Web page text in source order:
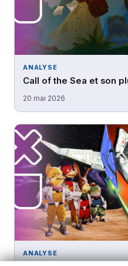
ANALYSE
Call of the Sea et son
20 mai 2026
ANALYSE